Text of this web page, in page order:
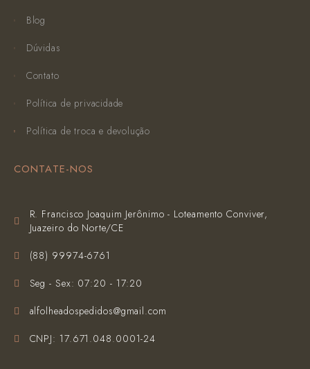
Blog
Dúvidas
Contato
Política de privacidade
Política de troca e devolução
CONTATE-NOS
R. Francisco Joaquim Jerônimo - Loteamento Conviver,
Juazeiro do Norte/CE
(‪88) 99974-6761‬
Seg - Sex: 07:20 - 17:20
alfolheadospedidos@gmail.com
CNPJ: 17.671.048.0001-24